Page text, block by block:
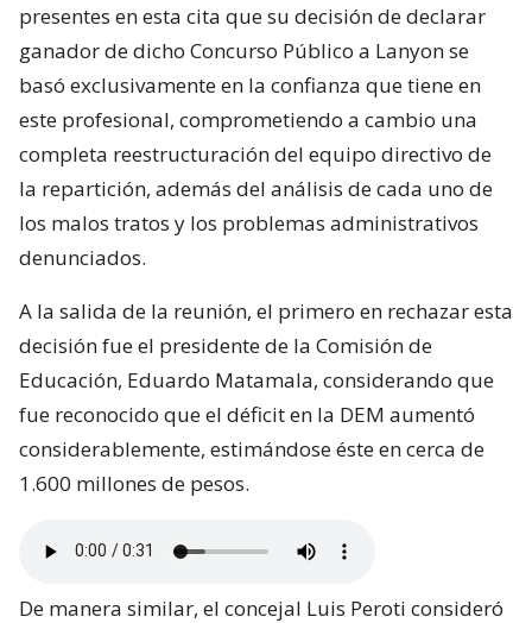
presentes en esta cita que su decisión de declarar
ganador de dicho Concurso Público a Lanyon se
basó exclusivamente en la confianza que tiene en
este profesional, comprometiendo a cambio una
completa reestructuración del equipo directivo de
la repartición, además del análisis de cada uno de
los malos tratos y los problemas administrativos
denunciados.
A la salida de la reunión, el primero en rechazar esta
decisión fue el presidente de la Comisión de
Educación, Eduardo Matamala, considerando que
fue reconocido que el déficit en la DEM aumentó
considerablemente, estimándose éste en cerca de
1.600 millones de pesos.
De manera similar, el concejal Luis Peroti consideró